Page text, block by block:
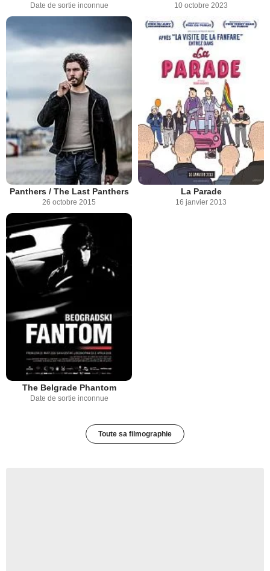
Date de sortie inconnue 10 octobre 2023
Panthers / The Last Panthers
26 octobre 2015
La Parade
16 janvier 2013
The Belgrade Phantom
Date de sortie inconnue
Toute sa filmographie